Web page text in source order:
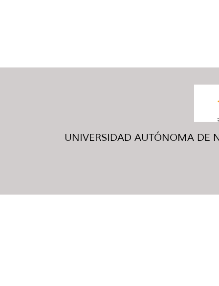
UNIVERSIDAD AUTÓNOMA DE